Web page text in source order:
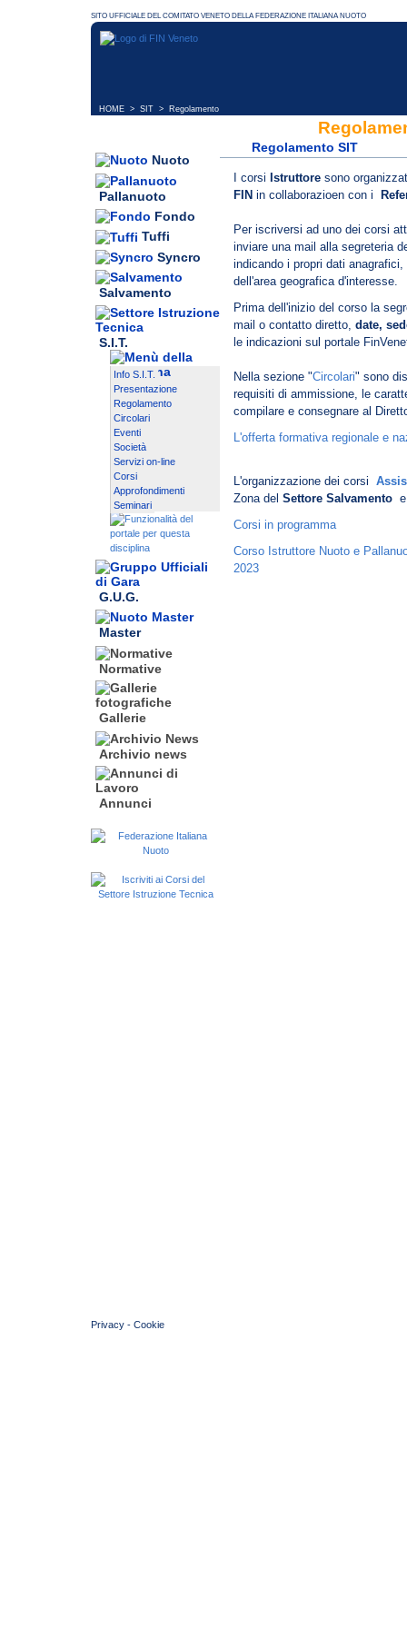
HOME > SIT > Regolamento
Nuoto
Pallanuoto
Fondo
Tuffi
Syncro
Salvamento
S.I.T.
Info S.I.T.
Presentazione
Regolamento
Circolari
Eventi
Società
Servizi on-line
Corsi
Approfondimenti
Seminari
G.U.G.
Master
Normative
Gallerie
Archivio news
Annunci
Regolamento SIT
I corsi Istruttore sono
FIN in collaborazioen con i
Per iscriversi ad uno dei corsi
inviare una mail alla segreteria
indicando i propri dati
dell'area geografica d'interesse.
Prima dell'inizio del corso la
mail o contatto diretto, date,
le indicazioni sul portale
Nella sezione "Circolari" sono
requisiti di ammissione, le
compilare e consegnare al
L'offerta formativa regionale e
L'organizzazione dei corsi
Zona del Settore Salvamento
Corsi in programma
Corso Istruttore Nuoto e
2023
Privacy - Cookie